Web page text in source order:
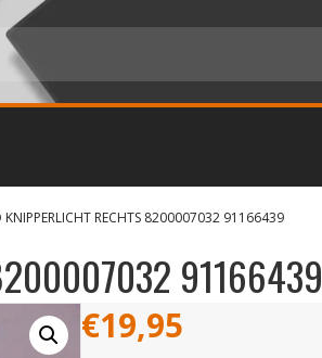
KNIPPERLICHT RECHTS 8200007032 91166439
91166439
€19,95